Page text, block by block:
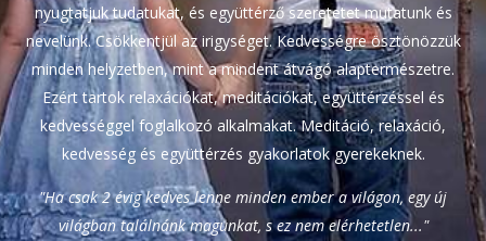
nyugtatjuk tudatukat, és együttérző szeretetet mutatunk és
nevelünk. Csökkentjül az irigységet. Kedvességre ösztönözzük
minden helyzetben, mint a mindent átvágó alaptermészetre.
Ezért tartok relaxációkat, meditációkat, együttérzéssel és
kedvességgel foglalkozó alkalmakat. Meditáció, relaxáció,
kedvesség és együttérzés gyakorlatok gyerekeknek.
"Ha csak 2 évig kedves lenne minden ember a világon, egy új
világban találnánk magunkat, s ez nem elérhetetlen..."